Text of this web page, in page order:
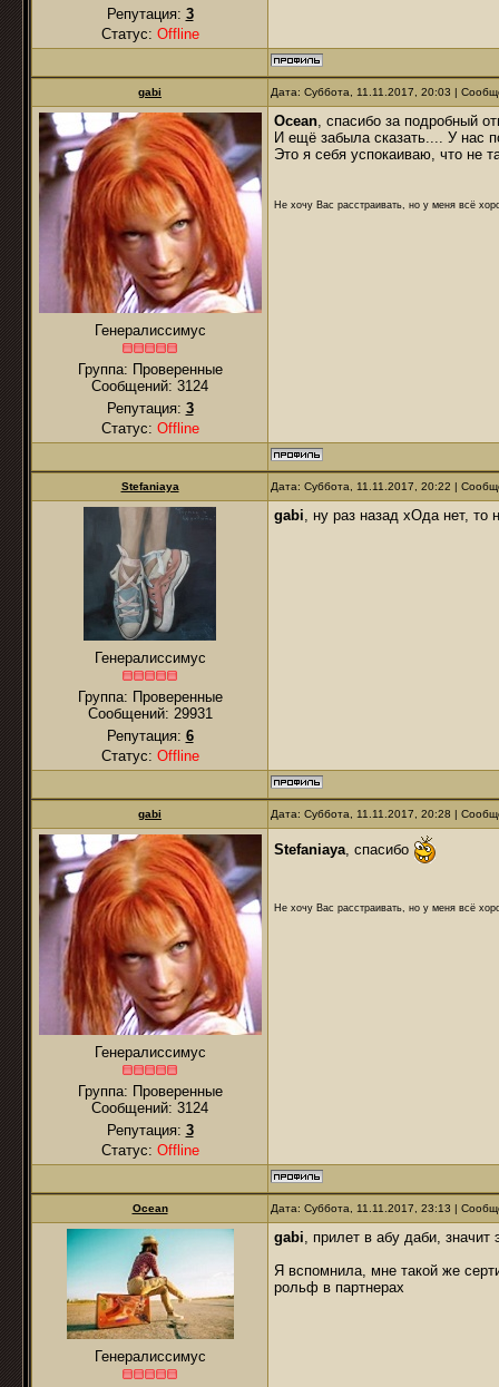
Репутация: 3
Статус: Offline
gabi Дата: Суббота, 11.11.2017, 20:03 |
Генералиссимус
Группа: Проверенные
Сообщений: 3124
Репутация: 3
Статус: Offline
Ocean, спасибо за подробный
И ещё забыла сказать.... У нас
Это я себя успокаиваю, что не
Не хочу Вас расстраивать, но у меня всё
Stefaniaya Дата: Суббота, 11.11.2017, 20:22 |
Генералиссимус
Группа: Проверенные
Сообщений: 29931
Репутация: 6
Статус: Offline
gabi, ну раз назад хОда нет, то
gabi Дата: Суббота, 11.11.2017, 20:28 |
Генералиссимус
Группа: Проверенные
Сообщений: 3124
Репутация: 3
Статус: Offline
Stefaniaya , спасибо
Не хочу Вас расстраивать, но у меня всё
Ocean Дата: Суббота, 11.11.2017, 23:13 |
Генералиссимус
gabi, прилет в абу даби,
Я вспомнила, мне такой же
рольф в партнерах